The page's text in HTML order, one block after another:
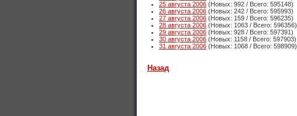
25 августа 2006 (Новых: 992 / Всего: 595148)
26 августа 2006 (Новых: 242 / Всего: 595993)
27 августа 2006 (Новых: 159 / Всего: 596235)
28 августа 2006 (Новых: 1063 / Всего: 596356)
29 августа 2006 (Новых: 928 / Всего: 597391)
30 августа 2006 (Новых: 1158 / Всего: 597903)
31 августа 2006 (Новых: 1068 / Всего: 598909)
Назад